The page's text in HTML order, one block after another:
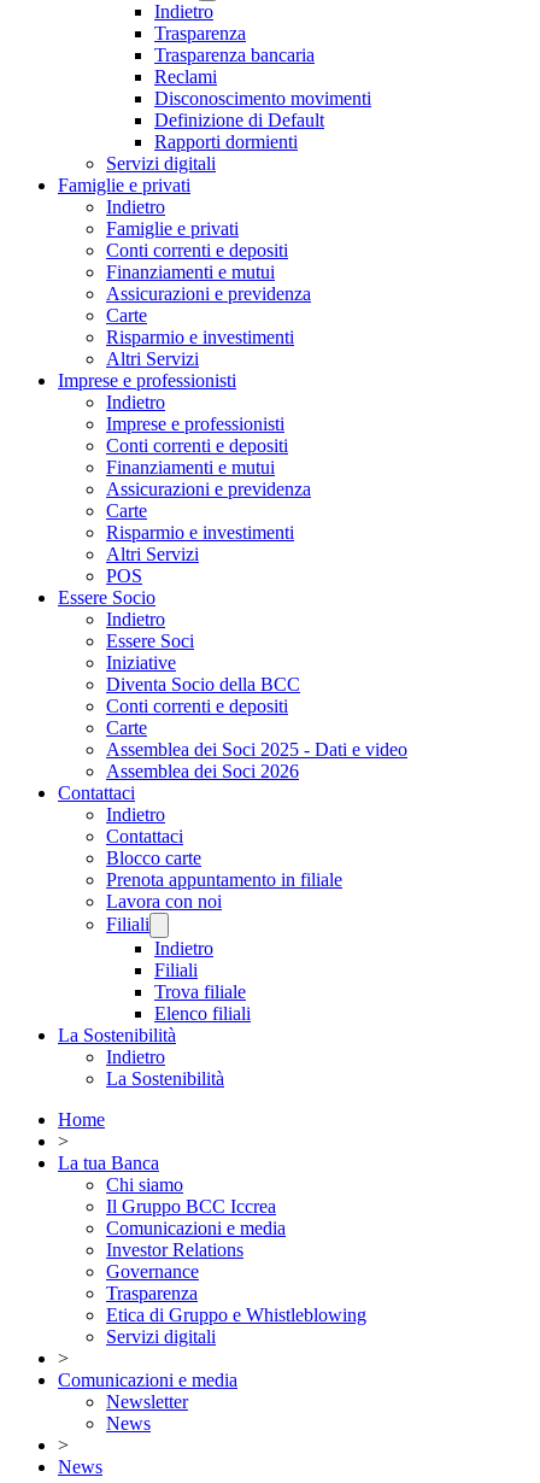
Indietro
Trasparenza
Trasparenza bancaria
Reclami
Disconoscimento movimenti
Definizione di Default
Rapporti dormienti
Servizi digitali
Famiglie e privati
Indietro
Famiglie e privati
Conti correnti e depositi
Finanziamenti e mutui
Assicurazioni e previdenza
Carte
Risparmio e investimenti
Altri Servizi
Imprese e professionisti
Indietro
Imprese e professionisti
Conti correnti e depositi
Finanziamenti e mutui
Assicurazioni e previdenza
Carte
Risparmio e investimenti
Altri Servizi
POS
Essere Socio
Indietro
Essere Soci
Iniziative
Diventa Socio della BCC
Conti correnti e depositi
Carte
Assemblea dei Soci 2025 - Dati e video
Assemblea dei Soci 2026
Contattaci
Indietro
Contattaci
Blocco carte
Prenota appuntamento in filiale
Lavora con noi
Filiali
Indietro
Filiali
Trova filiale
Elenco filiali
La Sostenibilità
Indietro
La Sostenibilità
Home
>
La tua Banca
Chi siamo
Il Gruppo BCC Iccrea
Comunicazioni e media
Investor Relations
Governance
Trasparenza
Etica di Gruppo e Whistleblowing
Servizi digitali
>
Comunicazioni e media
Newsletter
News
>
News